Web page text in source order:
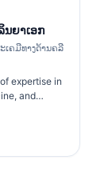
ນຍາເອກ
ເຄມີທາງດ້ານຄລີ
expertise in
and
the German
in